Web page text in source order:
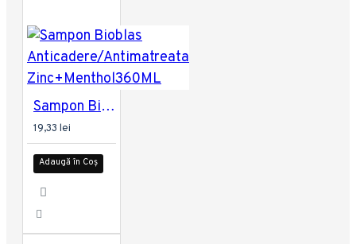
Sampon Bioblas Anticadere/Antimatreata Zinc+Menthol360ML
19,33 lei
Adaugă în Coș